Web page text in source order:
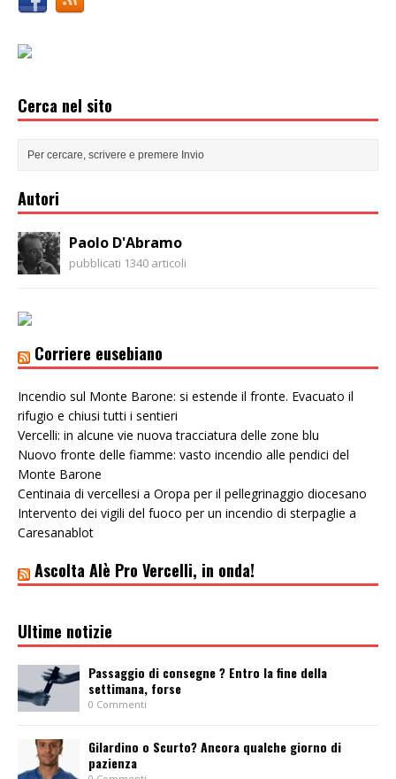
Cerca nel sito
Autori
Paolo D'Abramo
pubblicati 1340 articoli
Corriere eusebiano
Incendio sul Monte Barone: si estende il fronte. Evacuato il
rifugio e chiusi tutti i sentieri
Vercelli: in alcune vie nuova tracciatura delle zone blu
Nuovo fronte delle fiamme: vasto incendio alle pendici del
Monte Barone
Centinaia di vercellesi a Oropa per il pellegrinaggio diocesano
Intervento dei vigili del fuoco per un incendio di sterpaglie a
Caresanablot
Ascolta Alè Pro Vercelli, in onda!
Ultime notizie
Passaggio di consegne ? Entro la fine della
settimana, forse
0 Commenti
Gilardino o Scurto? Ancora qualche giorno di
pazienza